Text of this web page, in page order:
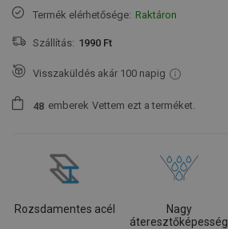
Termék elérhetősége: Raktáron
Szállítás: 1990 Ft
Visszaküldés akár 100 napig
48 emberek Vettem ezt a terméket.
Rozsdamentes acél
Nagy
áteresztőképesség